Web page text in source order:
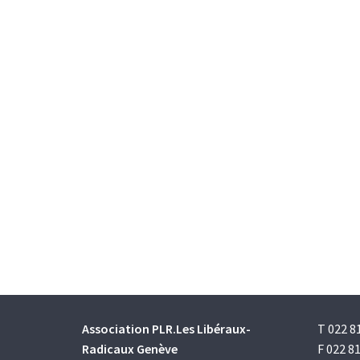
Association PLR.Les Libéraux-
Radicaux Genève
T 022
F 022